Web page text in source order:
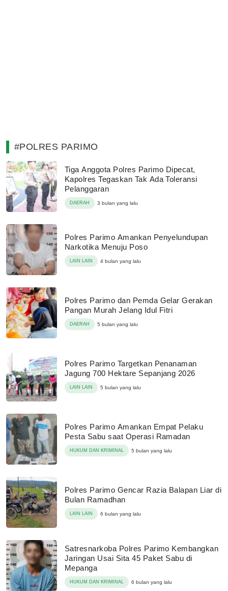
#POLRES PARIMO
Tiga Anggota Polres Parimo Dipecat,
Kapolres Tegaskan Tak Ada Toleransi
Pelanggaran
DAERAH 3 bulan yang lalu
Polres Parimo Amankan Penyelundupan
Narkotika Menuju Poso
LAIN LAIN 4 bulan yang lalu
Polres Parimo dan Pemda Gelar Gerakan
Pangan Murah Jelang Idul Fitri
DAERAH 5 bulan yang lalu
Polres Parimo Targetkan Penanaman
Jagung 700 Hektare Sepanjang 2026
LAIN LAIN 5 bulan yang lalu
Polres Parimo Amankan Empat Pelaku
Pesta Sabu saat Operasi Ramadan
HUKUM DAN KRIMINAL 5 bulan yang lalu
Polres Parimo Gencar Razia Balapan Liar di
Bulan Ramadhan
LAIN LAIN 6 bulan yang lalu
Satresnarkoba Polres Parimo Kembangkan
Jaringan Usai Sita 45 Paket Sabu di
Mepanga
HUKUM DAN KRIMINAL 6 bulan yang lalu